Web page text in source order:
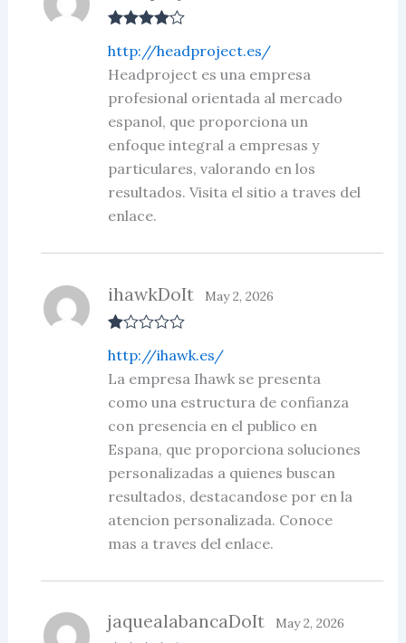
out of 5
http://headproject.es/
Headproject es una empresa
profesional orientada al mercado
espanol, que proporciona un
enfoque integral a empresas y
particulares, valorando en los
resultados. Visita el sitio a traves del
enlace.
at
ed
1
ou
of
5
ihawkDoIt May 2, 2026
http://ihawk.es/
La empresa Ihawk se presenta
como una estructura de confianza
con presencia en el publico en
Espana, que proporciona soluciones
personalizadas a quienes buscan
resultados, destacandose por en la
atencion personalizada. Conoce
mas a traves del enlace.
jaquealabancaDoIt May 2, 2026